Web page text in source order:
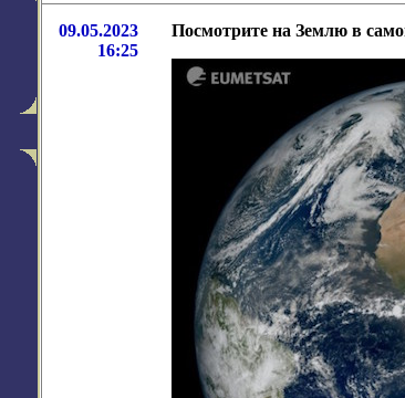
09.05.2023
16:25
Посмотрите на Землю в